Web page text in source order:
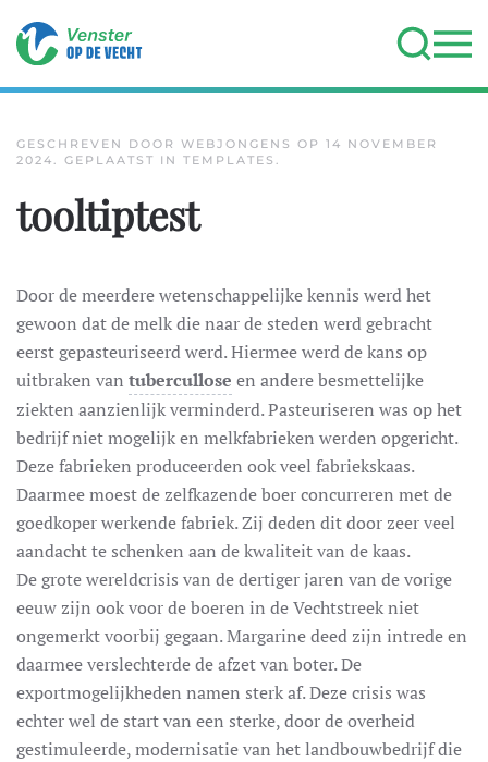
Terug naar hoofdinhoud
GESCHREVEN DOOR WEBJONGENS OP 14 NOVEMBER
2024. GEPLAATST IN TEMPLATES .
tooltiptest
Door de meerdere wetenschappelijke kennis werd het
gewoon dat de melk die naar de steden werd gebracht
eerst gepasteuriseerd werd. Hiermee werd de kans op
uitbraken van tubercullose en andere besmettelijke
ziekten aanzienlijk verminderd. Pasteuriseren was op het
bedrijf niet mogelijk en melkfabrieken werden opgericht.
Deze fabrieken produceerden ook veel fabriekskaas.
Daarmee moest de zelfkazende boer concurreren met de
goedkoper werkende fabriek. Zij deden dit door zeer veel
aandacht te schenken aan de kwaliteit van de kaas.
De grote wereldcrisis van de dertiger jaren van de vorige
eeuw zijn ook voor de boeren in de Vechtstreek niet
ongemerkt voorbij gegaan. Margarine deed zijn intrede en
daarmee verslechterde de afzet van boter. De
exportmogelijkheden namen sterk af. Deze crisis was
echter wel de start van een sterke, door de overheid
gestimuleerde, modernisatie van het landbouwbedrijf die